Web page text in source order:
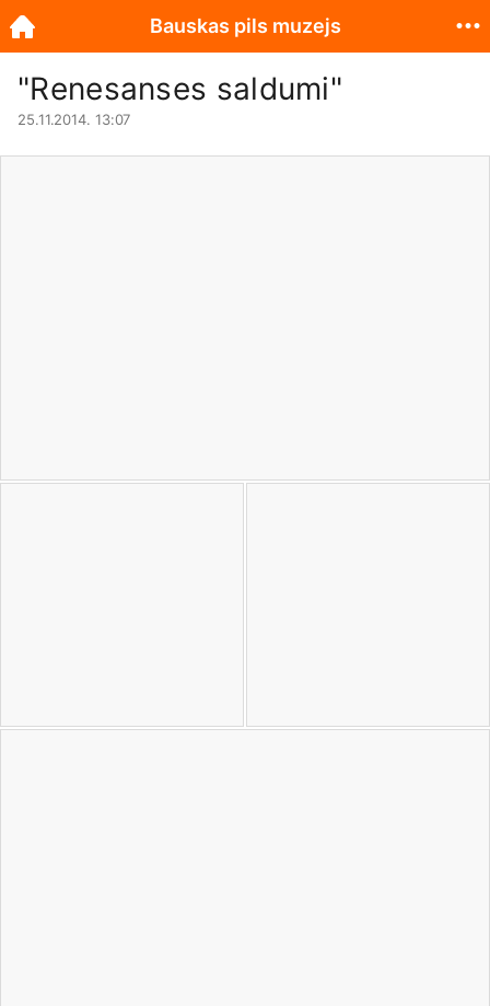
"Renesanses saldumi"
25.11.2014. 13:07
Bauskas pils muzejs